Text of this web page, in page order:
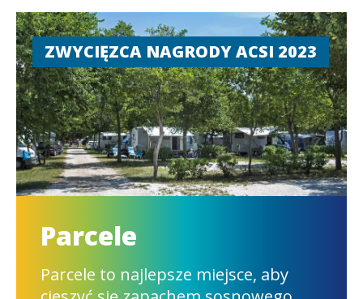
Wille
Dla tych, którzy szukają alternatywy